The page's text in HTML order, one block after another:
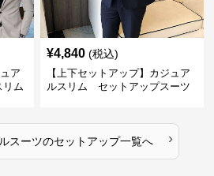
ア
リム
¥4,840 (税込)
【上下セットアップ】カジュア
ルスリム セットアップスーツ
スーツのセットアップ一覧へ ›